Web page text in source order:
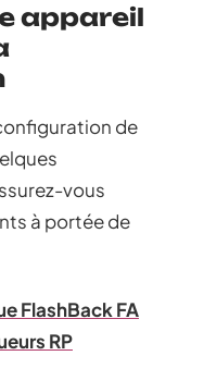
appareil
de
vous
à portée de
FlashBack FA
RP